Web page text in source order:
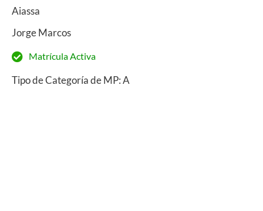
Aiassa
Jorge Marcos
Matrícula Activa
Tipo de Categoría de MP: A